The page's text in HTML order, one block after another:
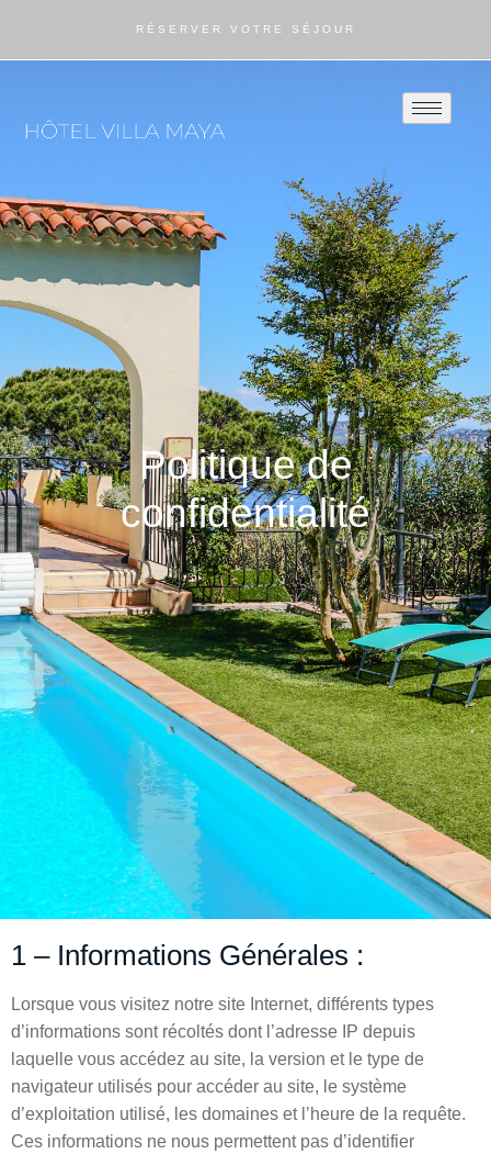
RÉSERVER VOTRE SÉJOUR
Politique de
confidentialité
1 – Informations Générales :
Lorsque vous visitez notre site Internet, différents types
d’informations sont récoltés dont l’adresse IP depuis
laquelle vous accédez au site, la version et le type de
navigateur utilisés pour accéder au site, le système
d’exploitation utilisé, les domaines et l’heure de la requête.
Ces informations ne nous permettent pas d’identifier